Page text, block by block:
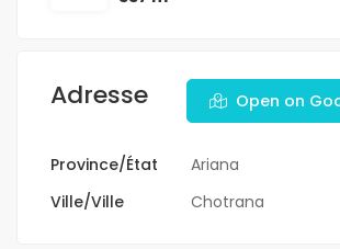
Adresse Open on
Province/État
Ariana
Ville/Ville
Chotrana